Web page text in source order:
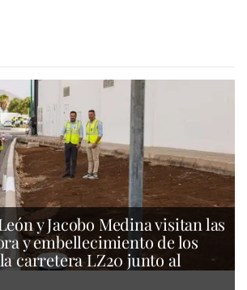
y Jacobo Medina visitan las
y embellecimiento de los
carretera LZ20 junto al